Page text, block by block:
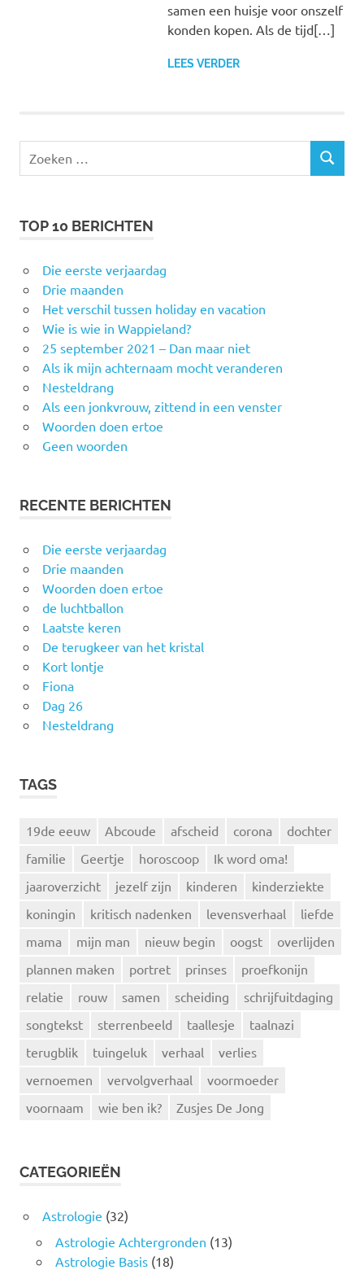
samen een huisje voor onszelf
konden kopen. Als de tijd[…]
LEES VERDER
naar:
ZOEKEN
TOP 10 BERICHTEN
Die eerste verjaardag
Drie maanden
Het verschil tussen holiday en vacation
Wie is wie in Wappieland?
25 september 2021 – Dan maar niet
Als ik mijn achternaam mocht veranderen
Nesteldrang
Als een jonkvrouw, zittend in een venster
Woorden doen ertoe
Geen woorden
RECENTE BERICHTEN
Die eerste verjaardag
Drie maanden
Woorden doen ertoe
de luchtballon
Laatste keren
De terugkeer van het kristal
Kort lontje
Fiona
Dag 26
Nesteldrang
TAGS
19de eeuw Abcoude afscheid corona
dochter
familie
Geertje horoscoop
Ik word oma!
jaaroverzicht
jezelf zijn kinderen
kinderziekte
koningin
kritisch nadenken levensverhaal
liefde
mama
mijn man nieuw begin oogst
overlijden
plannen maken
portret prinses
proefkonijn
relatie
rouw samen scheiding
schrijfuitdaging
songtekst
sterrenbeeld taallesje
taalnazi
terugblik
tuingeluk verhaal
verlies
vernoemen
vervolgverhaal
voormoeder
voornaam
wie ben ik? Zusjes De Jong
CATEGORIEËN
Astrologie (32)
Astrologie Achtergronden (13)
Astrologie Basis(18)